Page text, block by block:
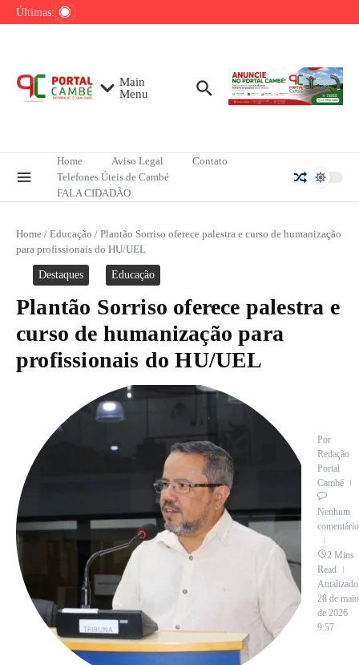
Ir para o conteúdo
Últimas:
PRF apreende 138 kg de pasta base de
de hectares no Sahel africano
Main
Menu
Home Aviso Legal
Contato
Telefones Úteis de Cambé
FALA CIDADÃO
Home / Educação / Plantão Sorriso oferece palestra e curso de humanização
para profissionais do HU/UEL
Destaques Educação
Plantão Sorriso oferece palestra e
curso de humanização para
profissionais do HU/UEL
Por
Redação
Portal
Cambé
Nenhum
comentário
2 Mins
Read
28 de maio
de 2026
9:57